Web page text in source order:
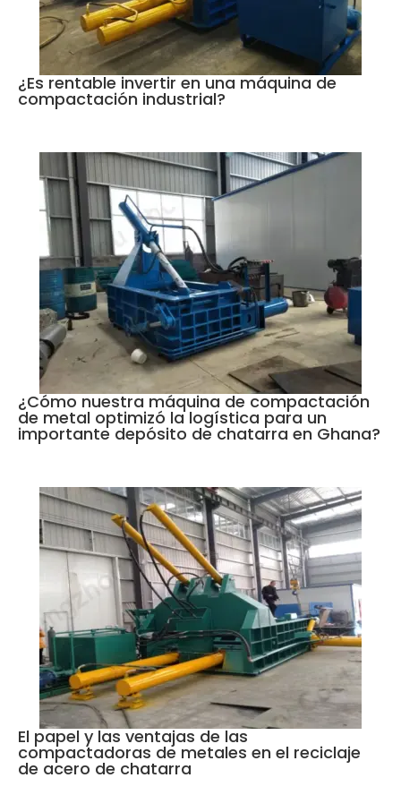
¿Es rentable invertir en una máquina de
compactación industrial?
¿Cómo nuestra máquina de compactación
de metal optimizó la logística para un
importante depósito de chatarra en Ghana?
El papel y las ventajas de las
compactadoras de metales en el reciclaje
de acero de chatarra